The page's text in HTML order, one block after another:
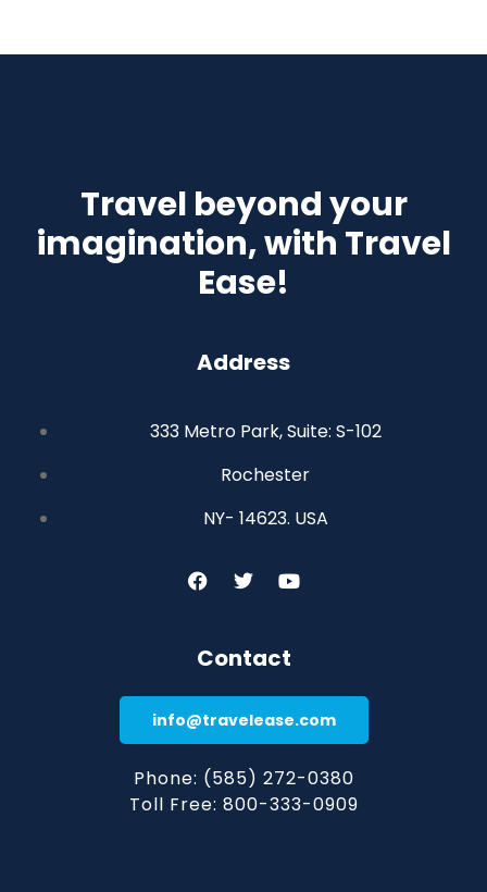
Travel beyond your
imagination, with Travel
Ease!
Address
333 Metro Park, Suite: S-102
Rochester
NY- 14623. USA
Contact
info@travelease.com
Phone: (585) 272-0380
Toll Free: 800-333-0909